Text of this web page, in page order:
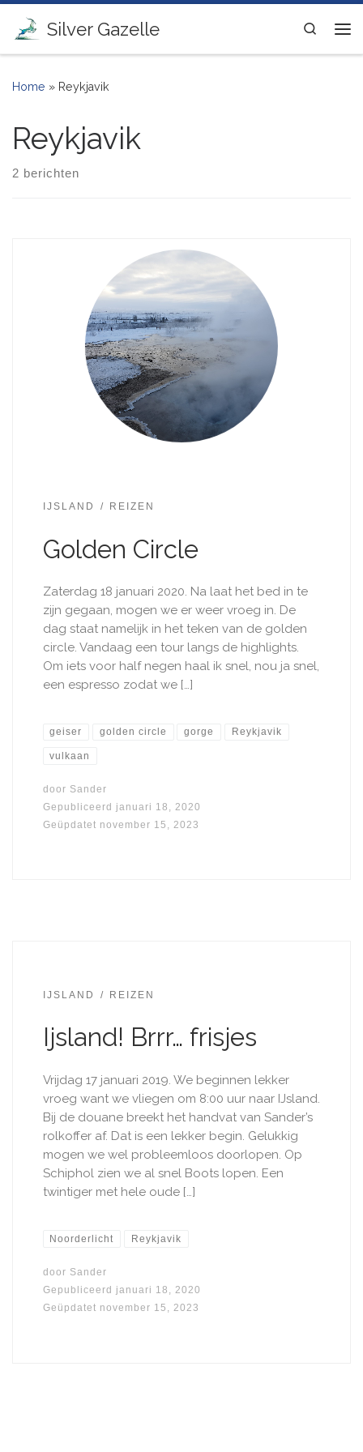
Ga naar inhoud
Silver Gazelle
Search
Home » Reykjavik
Reykjavik
2 berichten
IJSLAND REIZEN
Golden Circle
Zaterdag 18 januari 2020. Na laat het bed in te
zijn gegaan, mogen we er weer vroeg in. De
dag staat namelijk in het teken van de golden
circle. Vandaag een tour langs de highlights.
Om iets voor half negen haal ik snel, nou ja snel,
een espresso zodat we […]
geiser golden circle gorge Reykjavik
vulkaan
door Sander
Gepubliceerd januari 18, 2020
Geüpdatet november 15, 2023
IJSLAND REIZEN
Ijsland! Brrr… frisjes
Vrijdag 17 januari 2019. We beginnen lekker
vroeg want we vliegen om 8:00 uur naar IJsland.
Bij de douane breekt het handvat van Sander’s
rolkoffer af. Dat is een lekker begin. Gelukkig
mogen we wel probleemloos doorlopen. Op
Schiphol zien we al snel Boots lopen. Een
twintiger met hele oude […]
Noorderlicht Reykjavik
door Sander
Gepubliceerd januari 18, 2020
Geüpdatet november 15, 2023